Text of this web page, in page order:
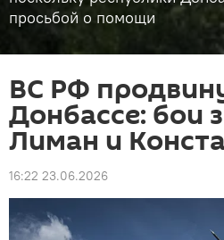
просьбой о помощи
ВС РФ
Донбассе: бои
Лиман и
16:22 23.06.2026